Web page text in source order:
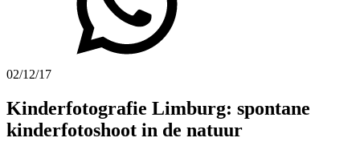
02/12/17
Kinderfotografie Limburg: spontane
kinderfotoshoot in de natuur